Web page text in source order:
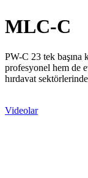
MLC-C
PW-C 23 tek başına
profesyonel hem de
hırdavat
Videolar